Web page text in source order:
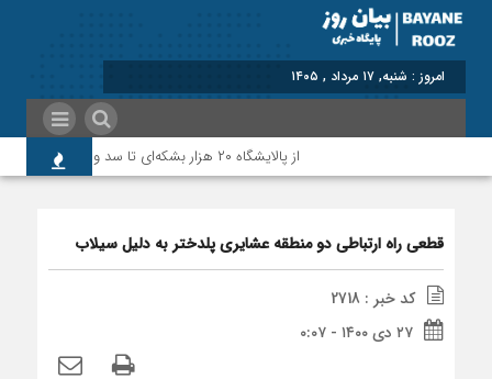
برابر با : Sat
از پالایشگاه ۲۰ هزار بشکه‌ای تا سد و پمپاژ؛روایت نماینده پلدختر و معمولان از آخرین وضعیت پروژه‌های شهرستان
قطعی راه ارتباطی دو منطقه عشایری پلدختر به دلیل سیلاب
کد خبر : 2718
۲۷ دی ۱۴۰۰ - ۰:۰۷